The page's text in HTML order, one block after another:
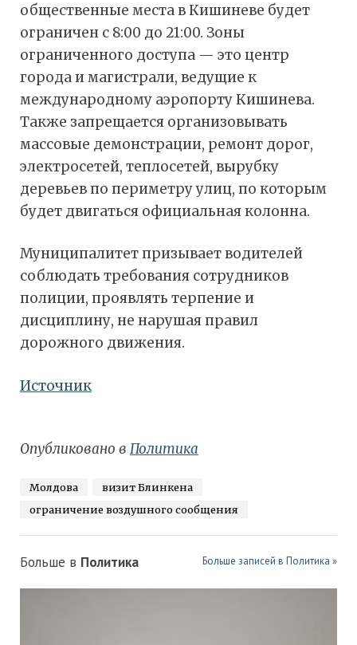
общественные места в Кишиневе будет
ограничен с 8:00 до 21:00. Зоны
ограниченного доступа — это центр
города и магистрали, ведущие к
международному аэропорту Кишинева.
Также запрещается организовывать
массовые демонстрации, ремонт дорог,
электросетей, теплосетей, вырубку
деревьев по периметру улиц, по которым
будет двигаться официальная колонна.
Муниципалитет призывает водителей
соблюдать требования сотрудников
полиции, проявлять терпение и
дисциплину, не нарушая правил
дорожного движения.
Источник
Опубликовано в Политика
Молдова
визит Блинкена
ограничение воздушного сообщения
Больше в Политика Больше записей в Политика »